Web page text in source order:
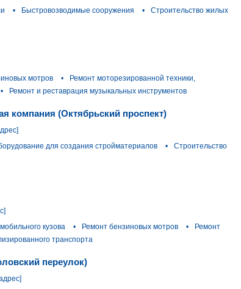
• Быстровозводимые сооружения •
Строительство жилых
мотров •
Ремонт моторезированной техники,
• Ремонт и реставрация музыкальных инструментов
компания (Октябрьский проспект)
для создания стройматериалов •
Строительство
кузова • Ремонт бензиновых мотров •
Ремонт
транспорта
переулок)